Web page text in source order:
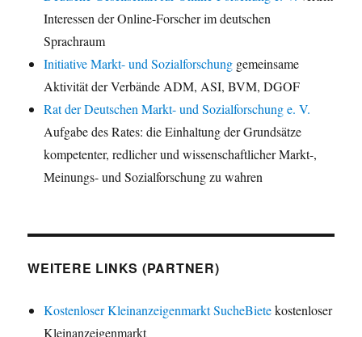
Interessen der Online-Forscher im deutschen
Sprachraum
Initiative Markt- und Sozialforschung gemeinsame
Aktivität der Verbände ADM, ASI, BVM, DGOF
Rat der Deutschen Markt- und Sozialforschung e. V.
Aufgabe des Rates: die Einhaltung der Grundsätze
kompetenter, redlicher und wissenschaftlicher Markt-,
Meinungs- und Sozialforschung zu wahren
WEITERE LINKS (PARTNER)
Kostenloser Kleinanzeigenmarkt SucheBietekostenloser
Kleinanzeigenmarkt